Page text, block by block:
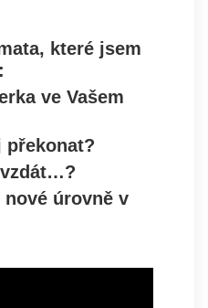
které jsem
ve Vašem
překonat?
vzdát…?
úrovně v